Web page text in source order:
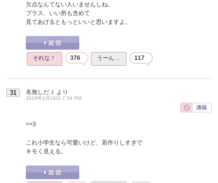
欠点なんてない人いませんしね。
プラス、いい所も含めて
見てあげるともっといいと思いますよ。
それな！ 376 うーん… 117
31 名無しだＪ より
2016年1月18日 7:54 PM
>>3
これ小学生なら可愛いけど、若作りしすぎで
キモく見える。